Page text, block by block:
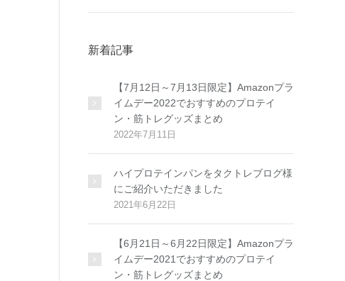
新着記事
【7月12日～7月13日限定】Amazonプラ
イムデー2022でおすすめのプロテイ
ン・筋トレグッズまとめ
2022年7月11日
ハイプロテインパンをタクトレブログ様
にご紹介いただきました
2021年6月22日
【6月21日～6月22日限定】Amazonプラ
イムデー2021でおすすめのプロテイ
ン・筋トレグッズまとめ